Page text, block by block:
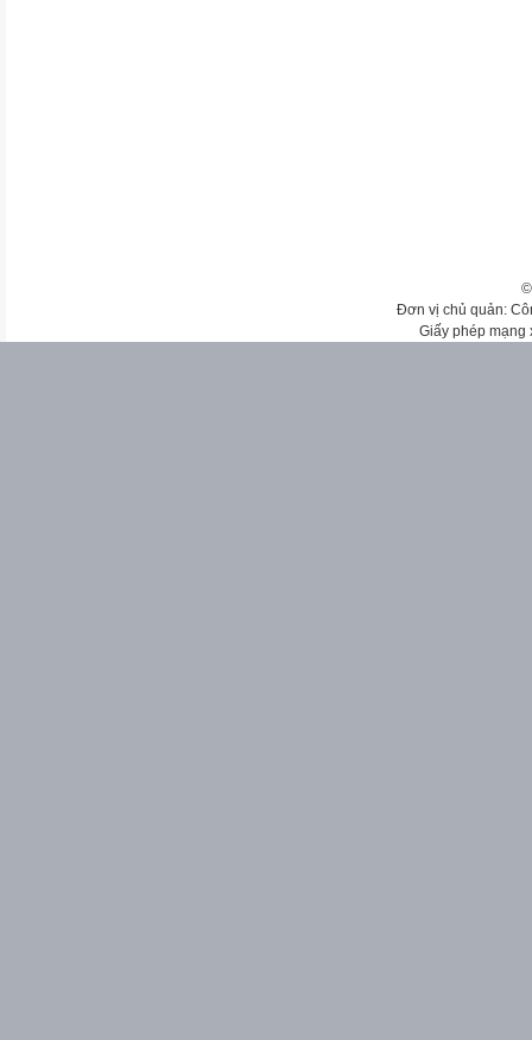
Đơn vị chủ quản:
Giấy phép mạng